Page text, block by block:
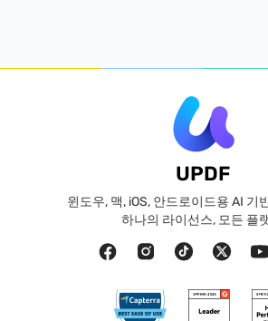
UPDF
윈도우, 맥, iOS, 안드로이드용 AI 기
하나의 라이선스, 모든 플